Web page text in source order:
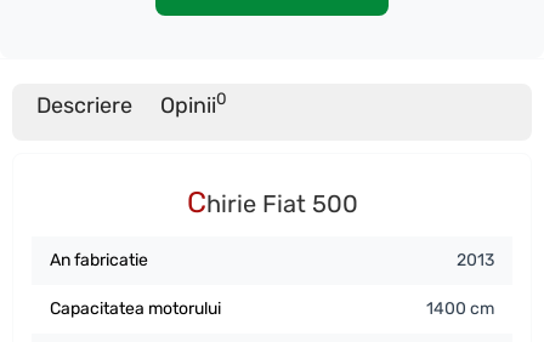
Descriere Opinii0
Chirie Fiat 500
An fabricatie 2013
Capacitatea motorului 1400 cm